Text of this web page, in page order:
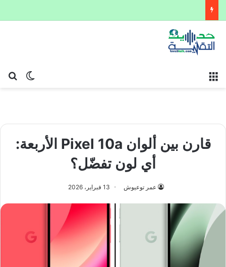
الوضع
قارن بين ألوان Pixel 10a الأربعة:
أي لون تفضّل؟
عمر توعيوش 13 فبراير، 2026